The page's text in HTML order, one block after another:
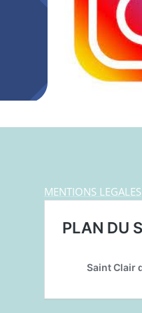
MENTIONS LEGALES